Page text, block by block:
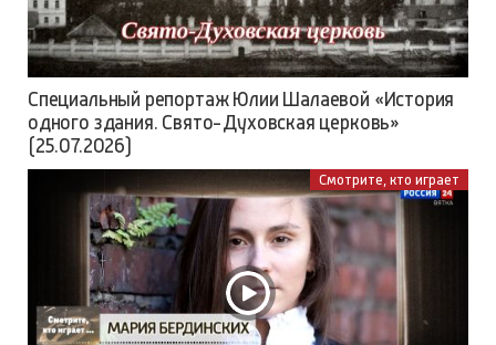
Специальный репортаж Юлии Шалаевой «История
одного здания. Свято-Духовская церковь»
(25.07.2026)
Смотрите, кто играет